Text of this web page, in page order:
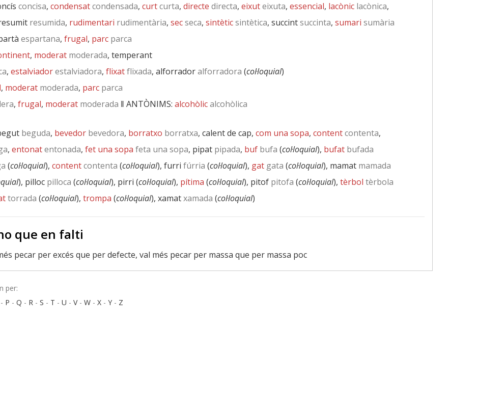
concisa, condensatcondensada, curtcurta, directe directa, eixuteixuta, essencial, lacònic lacònica,
resumida, rudimentari rudimentària, secseca, sintèticsintètica, succintsuccinta, sumari sumària
espartana, frugal, parc parca
, moderat moderada, temperant
, estalviadorestalviadora, flixatflixada, alforradoralforradora (col·loquial)
, moderat moderada, parc parca
, frugal, moderat moderada ‖ ANTÒNIMS: alcohòlicalcohòlica
beguda, bevedor bevedora, borratxo borratxa, calent de cap, com una sopa, contentcontenta,
, entonatentonada, fet una sopa feta una sopa, pipat pipada, buf bufa (col·loquial), bufat bufada
(col·loquial), contentcontenta (col·loquial), furri fúrria (col·loquial), gat gata (col·loquial), mamat mamada
), pilloc pilloca (col·loquial), pirri (col·loquial), pítima (col·loquial), pitof pitofa (col·loquial), tèrbol tèrbola
torrada (col·loquial), trompa (col·loquial), xamatxamada (col·loquial)
que en falti
pecar per excés que per defecte, val més pecar per massa que per massa poc
per:
- P - Q - R - S - T - U - V- W - X - Y - Z